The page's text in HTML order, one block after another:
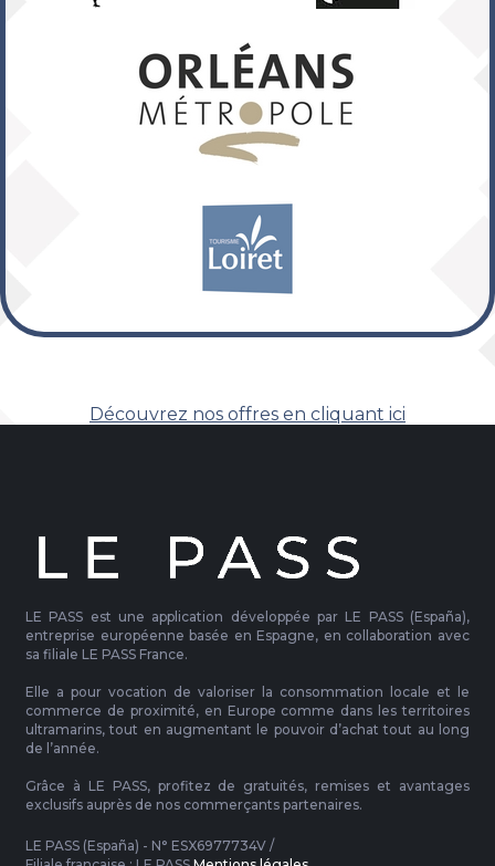
Découvrez nos offres en cliquant ici
LE PASS est une application développée par LE PASS (España),
entreprise européenne basée en Espagne, en collaboration avec
sa filiale LE PASS France.
Elle a pour vocation de valoriser la consommation locale et le
commerce de proximité, en Europe comme dans les territoires
ultramarins, tout en augmentant le pouvoir d’achat tout au long
de l’année.
Grâce à LE PASS, profitez de gratuités, remises et avantages
exclusifs auprès de nos commerçants partenaires.
LE PASS (España) - N° ESX6977734V /